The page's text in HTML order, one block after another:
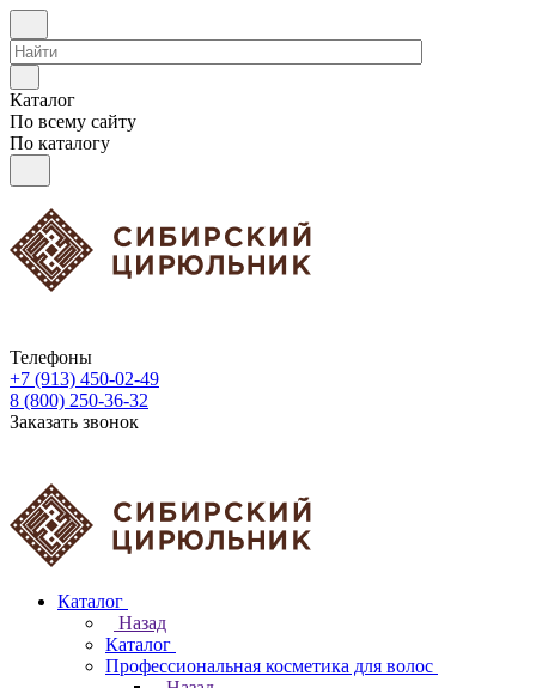
Каталог
По всему сайту
По каталогу
Телефоны
+7 (913) 450-02-49
8 (800) 250-36-32
Заказать звонок
Каталог
Назад
Каталог
Профессиональная косметика для волос